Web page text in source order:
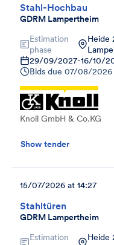
Stahl-Hochbau
GDRM Lampertheim
Estimation
phase
Heide
29/09/2027-16/10/
Bids due 07/08/2026
Knoll GmbH & Co.KG
Show tender
Stahltüren
GDRM Lampertheim
15/07/2026 at 14:27
Estimation
Heide